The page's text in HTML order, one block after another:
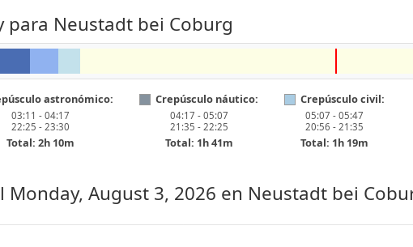
para Neustadt bei Coburg
astronómico:
03:11 - 04:17
22:25 - 23:30
Total: 2h 10m
Crepúsculo náutico:
04:17 - 05:07
21:35 - 22:25
Total: 1h 41m
Crepúsculo civil:
05:07 - 05:47
20:56 - 21:35
Total: 1h 19m
Monday, August 3, 2026 en Neustadt bei